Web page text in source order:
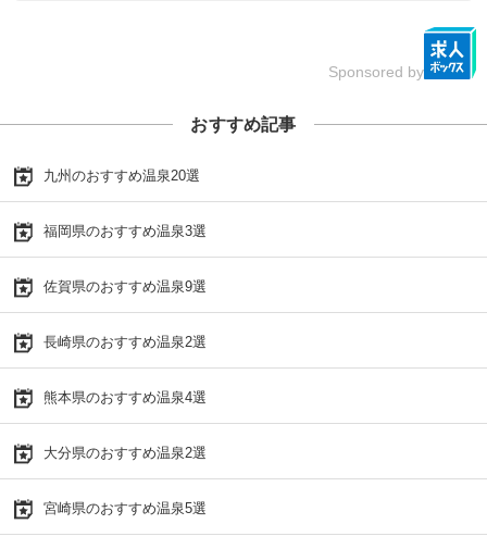
Sponsored by
おすすめ記事
九州のおすすめ温泉20選
福岡県のおすすめ温泉3選
佐賀県のおすすめ温泉9選
長崎県のおすすめ温泉2選
熊本県のおすすめ温泉4選
大分県のおすすめ温泉2選
宮崎県のおすすめ温泉5選